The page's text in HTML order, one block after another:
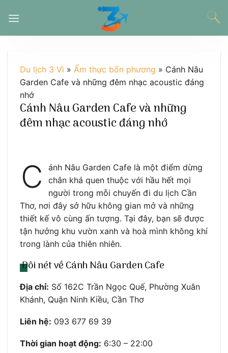
đến
Du lịch 3 Vì » Ẩm thực bốn phương » Cánh Nâu
Garden Cafe và những đêm nhạc acoustic đáng
nhớ
Cánh Nâu Garden Cafe và những
đêm nhạc acoustic đáng nhớ
C
ánh Nâu Garden Cafe là một điểm dừng
chân khá quen thuộc với hầu hết mọi
người trong mỗi chuyến đi du lịch Cần
Thơ, nơi đây sở hữu không gian mở và những
thiết kế vô cùng ấn tượng. Tại đây, bạn sẽ được
tận hưởng khu vườn xanh và hoà mình không khí
trong lành của thiên nhiên.
Đôi nét về Cánh Nâu Garden Cafe
Địa chỉ: Số 162C Trần Ngọc Quế, Phường Xuân
Khánh, Quận Ninh Kiều, Cần Thơ
Liên hệ: 093 677 69 39
Thời gian hoạt động: 6:30 – 22:00